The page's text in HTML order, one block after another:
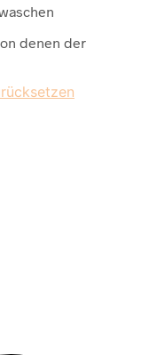
denen der